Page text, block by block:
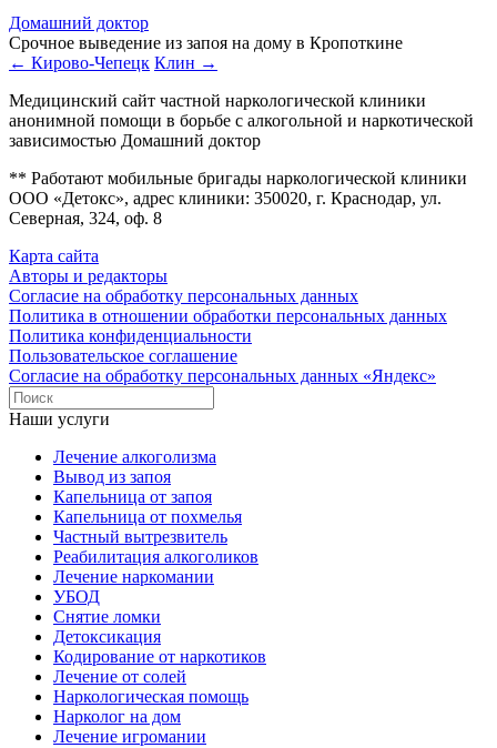
Домашний доктор
Срочное выведение из запоя на дому в Кропоткине
← Кирово-Чепецк Клин →
Медицинский сайт частной наркологической клиники
анонимной помощи в борьбе с алкогольной и наркотической
зависимостью Домашний доктор
** Работают мобильные бригады наркологической клиники
ООО «Детокс», адрес клиники: 350020, г. Краснодар, ул.
Северная, 324, оф. 8
Карта сайта
Авторы и редакторы
Согласие на обработку персональных данных
Политика в отношении обработки персональных данных
Политика конфиденциальности
Пользовательское соглашение
Согласие на обработку персональных данных «Яндекс»
Наши услуги
Лечение алкоголизма
Вывод из запоя
Капельница от запоя
Капельница от похмелья
Частный вытрезвитель
Реабилитация алкоголиков
Лечение наркомании
УБОД
Снятие ломки
Детоксикация
Кодирование от наркотиков
Лечение от солей
Наркологическая помощь
Нарколог на дом
Лечение игромании